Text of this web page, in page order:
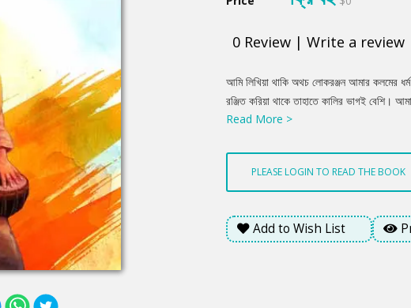
0 Review | Write a review
Product
Summery
আমি লিখিয়া থাকি অথচ লোকরঞ্জন আমার কলমের
রঞ্জিত করিয়া থাকে তাহাতে কালির ভাগই বেশি।
সেগুলি হিতকথা নয়, মনোহারী তো নহেই। শরীরে
যেন ঠেলিয়া একঝোঁকা হইয়া পড়ে।– আপনার চারি
সেটা আরামও নয়, কল্যাণও নয়। আপনাকে
Read More >
PLEASE LOGIN TO READ THE BOOK
Add to Wish List